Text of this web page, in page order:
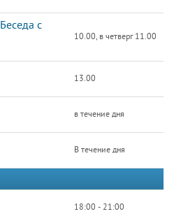
с
10.00, в четверг 11.00
13.00
в течение дня
В течение дня
18:00 - 21:00